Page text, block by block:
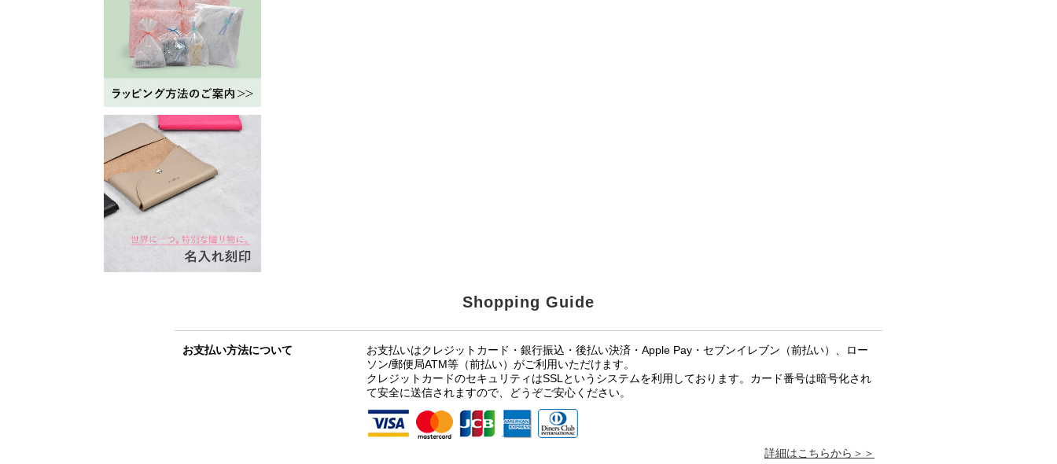
Shopping Guide
お支払い方法について
お支払いはクレジットカード・銀行振込・後払い決済・Apple Pay・セブンイレブン（前払い）、ロー
ソン/郵便局ATM等（前払い）がご利用いただけます。
クレジットカードのセキュリティはSSLというシステムを利用しております。カード番号は暗号化され
て安全に送信されますので、どうぞご安心ください。
詳細はこちらから＞＞